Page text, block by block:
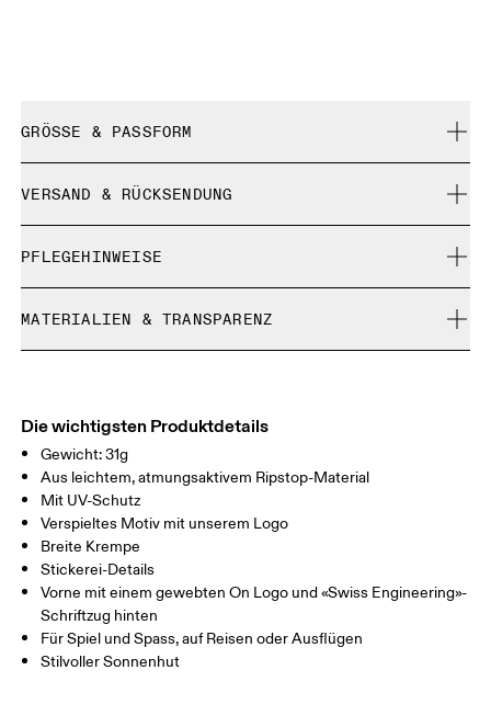
GRÖSSE & PASSFORM
Grössentabelle - Kappen
Zentimeter Inches
GRÖSSENTABELLE - KAPPEN
KOPFUMFANG
Horizontal verschieben, um mehr zu sehen
So misst du richtig
VERSAND & RÜCKSENDUNG
Kostenlose 30-Tage-Rückgabe
Limited-Edition-Artikel, Sonderfarben oder Letzte-
Chance-Artikel können nicht umgetauscht werden. Sie
PFLEGEHINWEISE
Nicht chemisch reinigen
Nicht bügeln
MATERIALIEN & TRANSPARENZ
Herkunftsland
China
Die wichtigsten Produktdetails
Gewicht: 31g
Aus leichtem, atmungsaktivem Ripstop-Material
Mit UV-Schutz
Verspieltes Motiv mit unserem Logo
Breite Krempe
Stickerei-Details
Vorne mit einem gewebten On Logo und «Swiss Engineering»-
Schriftzug hinten
Für Spiel und Spass, auf Reisen oder Ausflügen
Stilvoller Sonnenhut